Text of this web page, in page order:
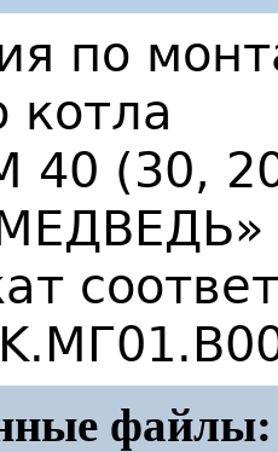
по
котла
40 (30,
файлы: